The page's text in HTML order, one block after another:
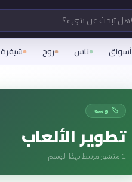
هل تبحث عن شيء؟
أسواق ناس روح شيفرة
🏷️ وسم
تطوير الألعاب
1 منشور مرتبط بهذا الوسم